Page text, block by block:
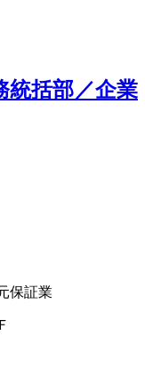
統括部／企業
保証業